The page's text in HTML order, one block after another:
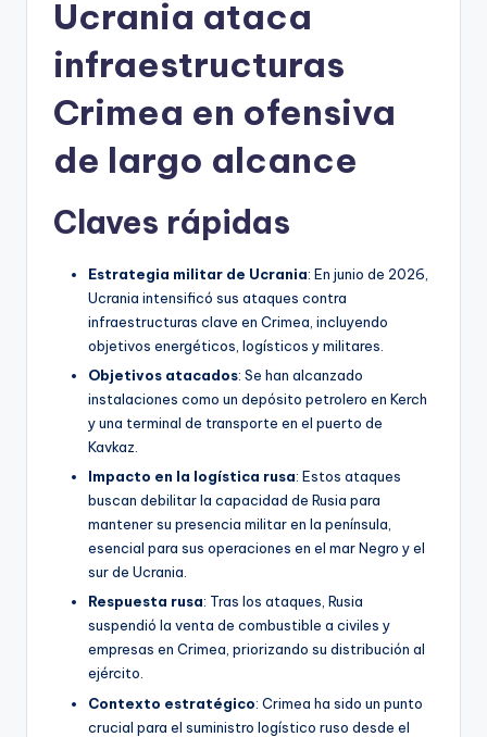
Ucrania ataca
infraestructuras
Crimea en ofensiva
de largo alcance
Claves rápidas
Estrategia militar de Ucrania: En junio de 2026,
Ucrania intensificó sus ataques contra
infraestructuras clave en Crimea, incluyendo
objetivos energéticos, logísticos y militares.
Objetivos atacados: Se han alcanzado
instalaciones como un depósito petrolero en Kerch
y una terminal de transporte en el puerto de
Kavkaz.
Impacto en la logística rusa: Estos ataques
buscan debilitar la capacidad de Rusia para
mantener su presencia militar en la península,
esencial para sus operaciones en el mar Negro y el
sur de Ucrania.
Respuesta rusa: Tras los ataques, Rusia
suspendió la venta de combustible a civiles y
empresas en Crimea, priorizando su distribución al
ejército.
Contexto estratégico: Crimea ha sido un punto
crucial para el suministro logístico ruso desde el